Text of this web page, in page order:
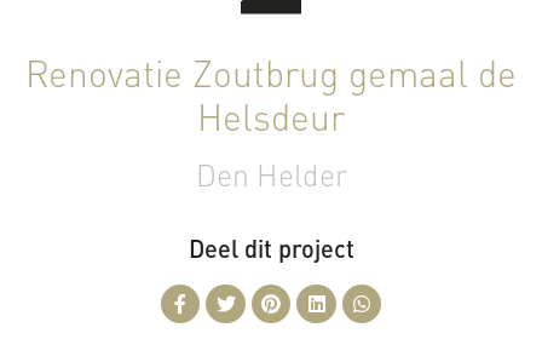
Renovatie Zoutbrug gemaal de
Helsdeur
Den Helder
Deel dit project